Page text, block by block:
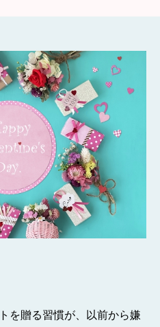
を贈る習慣が、以前から嫌